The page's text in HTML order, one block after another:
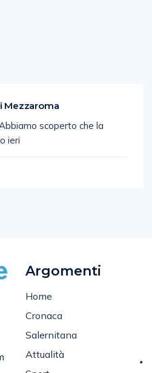
Mezzaroma
scoperto che la
ieri
Argomenti
Home
Cronaca
Salernitana
Attualità